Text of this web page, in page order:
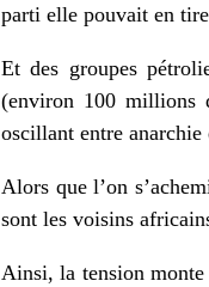
parti elle pouvait en
Et des groupes
(environ 100 millions
oscillant entre
Alors que l’on
sont les voisins
Ainsi, la tension